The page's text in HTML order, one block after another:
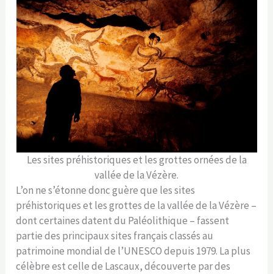
Les sites préhistoriques et les grottes ornées de la
vallée de la Vézère.
L’on ne s’étonne donc guère que les sites
préhistoriques et les grottes de la vallée de la Vézère –
dont certaines datent du Paléolithique – fassent
partie des principaux sites français classés au
patrimoine mondial de l’UNESCO depuis 1979. La plus
célèbre est celle de Lascaux, découverte par des